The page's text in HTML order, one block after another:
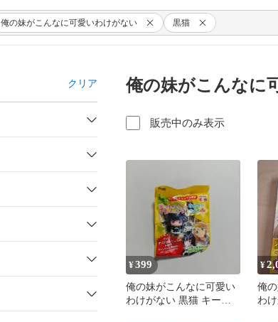
俺の妹がこんなに可愛いわけがない 黒猫
クリア 俺の妹がこんなに
販売中のみ表示
¥399
俺の妹がこんなに可愛い
わけがない 黒猫 キーホ
¥
俺
わ